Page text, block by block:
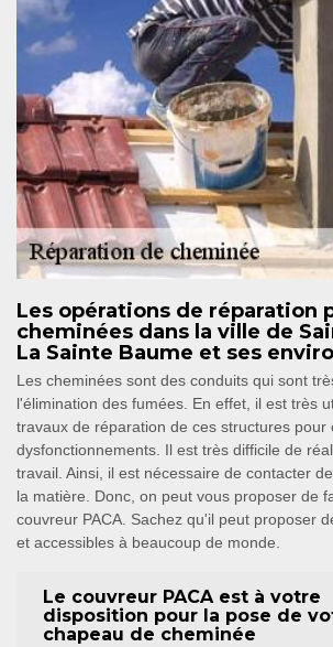
Les opérations de réparation
cheminées dans la ville de
La Sainte Baume et ses
Les cheminées sont des conduits qui sont
l'élimination des fumées. En effet, il est très
travaux de réparation de ces structures pour
dysfonctionnements. Il est très difficile de
travail. Ainsi, il est nécessaire de contacter
la matière. Donc, on peut vous proposer de
couvreur PACA. Sachez qu'il peut proposer
et accessibles à beaucoup de monde.
Le couvreur PACA est à votre
disposition pour la pose de
chapeau de cheminée